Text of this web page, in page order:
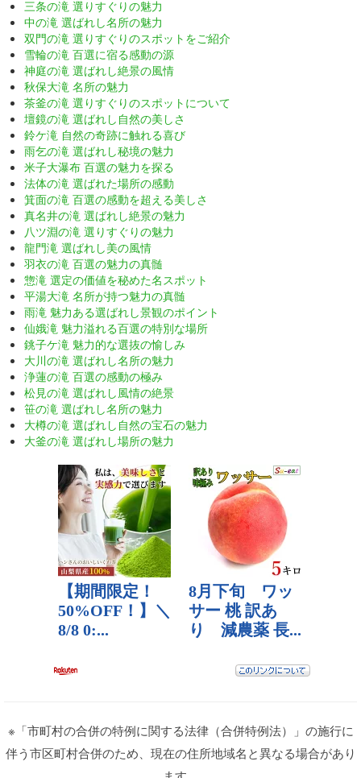
三条の滝 選りすぐりの魅力
中の滝 選ばれし名所の魅力
双門の滝 選りすぐりのスポットをご紹介
雪輪の滝 百選に宿る感動の源
神庭の滝 選ばれし絶景の風情
秋保大滝 名所の魅力
茶釜の滝 選りすぐりのスポットについて
壇鏡の滝 選ばれし自然の美しさ
鈴ケ滝 自然の奇跡に触れる喜び
雨乞の滝 選ばれし秘境の魅力
米子大瀑布 百選の魅力を探る
法体の滝 選ばれた場所の感動
箕面の滝 百選の感動を超える美しさ
真名井の滝 選ばれし絶景の魅力
八ツ淵の滝 選りすぐりの魅力
龍門滝 選ばれし美の風情
羽衣の滝 百選の魅力の真髄
惣滝 選定の価値を秘めた名スポット
平湯大滝 名所が持つ魅力の真髄
雨滝 魅力ある選ばれし景観のポイント
仙娥滝 魅力溢れる百選の特別な場所
銚子ケ滝 魅力的な選抜の愉しみ
大川の滝 選ばれし名所の魅力
浄蓮の滝 百選の感動の極み
松見の滝 選ばれし風情の絶景
笹の滝 選ばれし名所の魅力
大樽の滝 選ばれし自然の宝石の魅力
大釜の滝 選ばれし場所の魅力
※「市町村の合併の特例に関する法律（合併特例法）」の施行に
伴う市区町村合併のため、現在の住所地域名と異なる場合があり